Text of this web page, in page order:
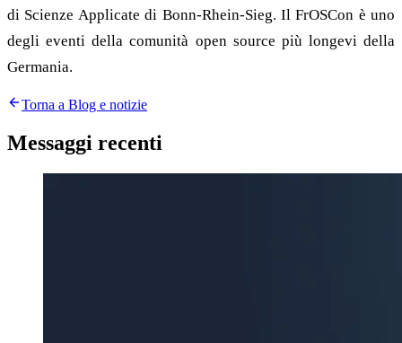
di Scienze Applicate di Bonn-Rhein-Sieg. Il FrOSCon è uno
degli eventi della comunità open source più longevi della
Germania.
Torna a Blog e notizie
Messaggi recenti